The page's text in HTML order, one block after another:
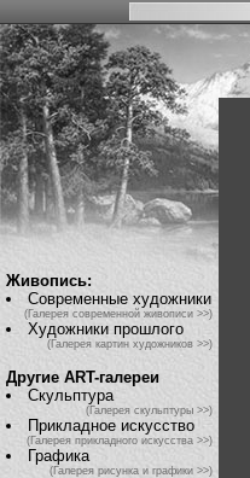
Живопись:
Современные художники
(Галерея современной живописи >>)
Художники прошлого
(Галерея картин художников >>)
Другие ART-галереи
Скульптура
(Галерея скульптуры >>)
Прикладное искусство
(Галерея прикладного искусства >>)
Графика
(Галерея рисунка и графики >>)